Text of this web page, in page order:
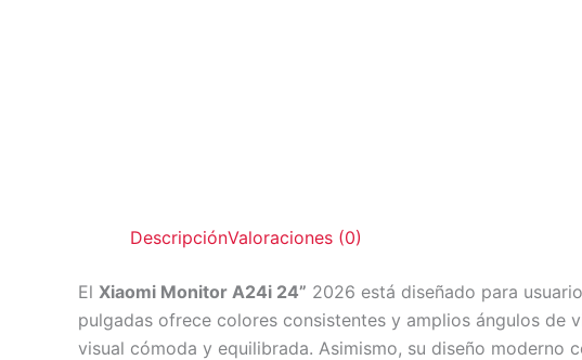
DescripciónValoraciones (0)
El Xiaomi Monitor A24i 24” 2026 está diseñado para
pulgadas ofrece colores consistentes y amplios ángulos de
visual cómoda y equilibrada. Asimismo, su diseño moderno